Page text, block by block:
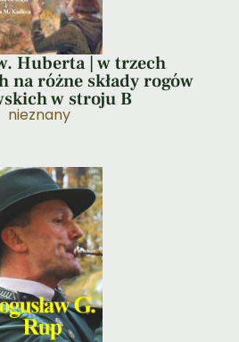
Huberta | w trzech
na różne składy rogów
w stroju B
nieznany